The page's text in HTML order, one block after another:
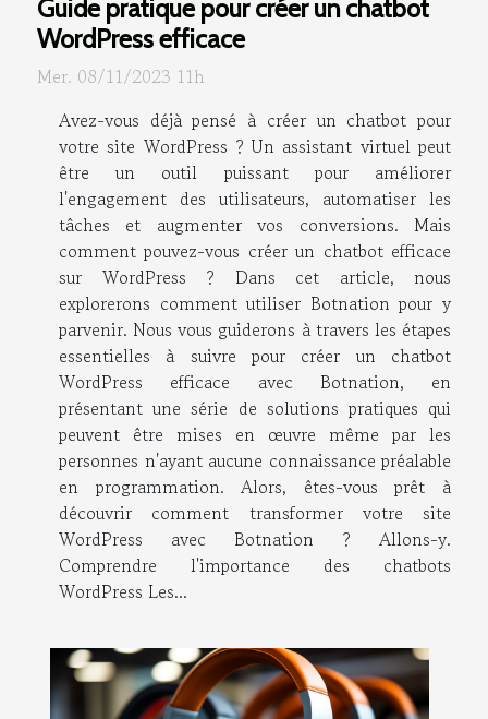
Guide pratique pour créer un chatbot
WordPress efficace
Mer. 08/11/2023 11h
Avez-vous déjà pensé à créer un chatbot pour
votre site WordPress ? Un assistant virtuel peut
être un outil puissant pour améliorer
l'engagement des utilisateurs, automatiser les
tâches et augmenter vos conversions. Mais
comment pouvez-vous créer un chatbot efficace
sur WordPress ? Dans cet article, nous
explorerons comment utiliser Botnation pour y
parvenir. Nous vous guiderons à travers les étapes
essentielles à suivre pour créer un chatbot
WordPress efficace avec Botnation, en
présentant une série de solutions pratiques qui
peuvent être mises en œuvre même par les
personnes n'ayant aucune connaissance préalable
en programmation. Alors, êtes-vous prêt à
découvrir comment transformer votre site
WordPress avec Botnation ? Allons-y.
Comprendre l'importance des chatbots
WordPress Les...